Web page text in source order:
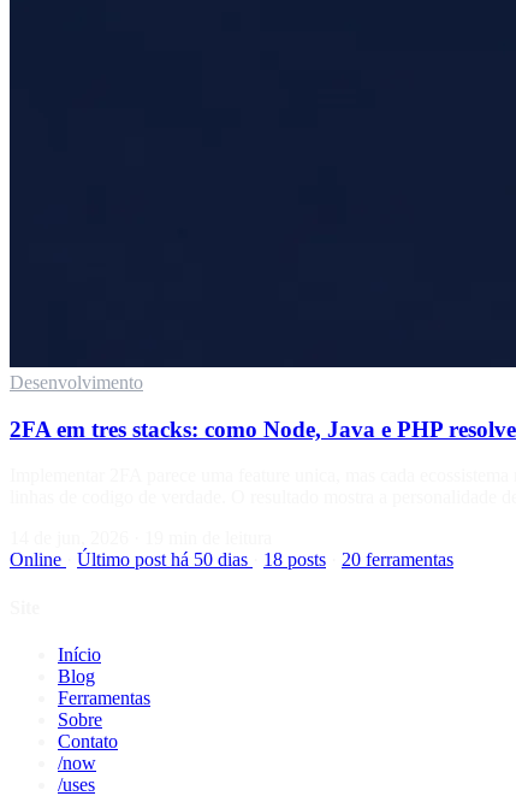
Desenvolvimento
2FA em tres stacks: como Node, Java e PHP
Online
Último post há 50 dias 18 posts 20 ferramentas
Início
Blog
Ferramentas
Sobre
Contato
/now
/uses